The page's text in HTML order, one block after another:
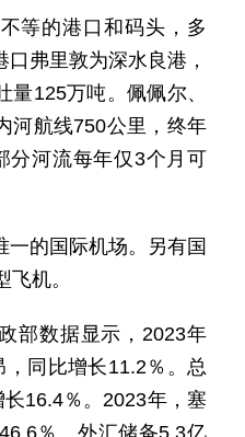
等的港口和码头，多
弗里敦为深水良港，
125万吨。佩佩尔、
河航线750公里，终年
分河流每年仅3个月可
一的国际机场。另有国
机。
部数据显示，2023年
同比增长11.2％。总
16.4％。2023年，塞
％。外汇储备5.3亿